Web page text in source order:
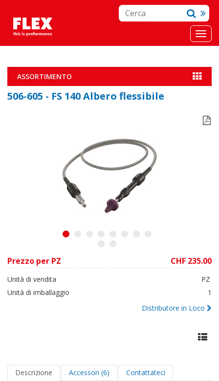
ASSORTIMENTO
506-605 - FS 140 Albero flessibile

1
Prezzo per PZ CHF 235.00
Unità di vendita
PZ
Unità di imballaggio
1
Distributore in Loco
Descrizione Accessori (6) Contattateci